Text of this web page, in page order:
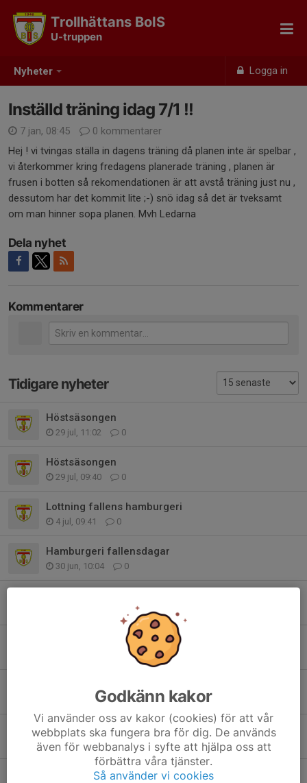
Nyheter Logga in
Trollhättans BoIS
U-truppen
Inställd träning idag 7/1 !!
7 jan, 08:45
0 kommentarer
Hej ! vi tvingas ställa in dagens träning då planen inte är spelbar ,
vi återkommer kring fredagens planerade träning , planen är
frusen i botten så rekomendationen är att avstå träning just nu ,
dessutom har det kommit lite ;-) snö idag så det är tveksamt
om man hinner sopa planen. Mvh Ledarna
Dela nyhet
Kommentarer
Tidigare nyheter
Höstsäsongen
29 jul, 11:02 0
Höstsäsongen
29 jul, 09:40 0
Lottning fallens hamburgeri
4 jul, 09:41 0
Hamburgeri fallensdagar
30 jun, 10:04 0
0
10 jun, 14:35 0
Inställd match
9 jun, 15:24 0
Match inställd
Godkänn kakor
Vi använder oss av kakor (cookies) för att vår
webbplats ska fungera bra för dig. De används
även för webbanalys i syfte att hjälpa oss att
förbättra våra tjänster.
Så använder vi cookies